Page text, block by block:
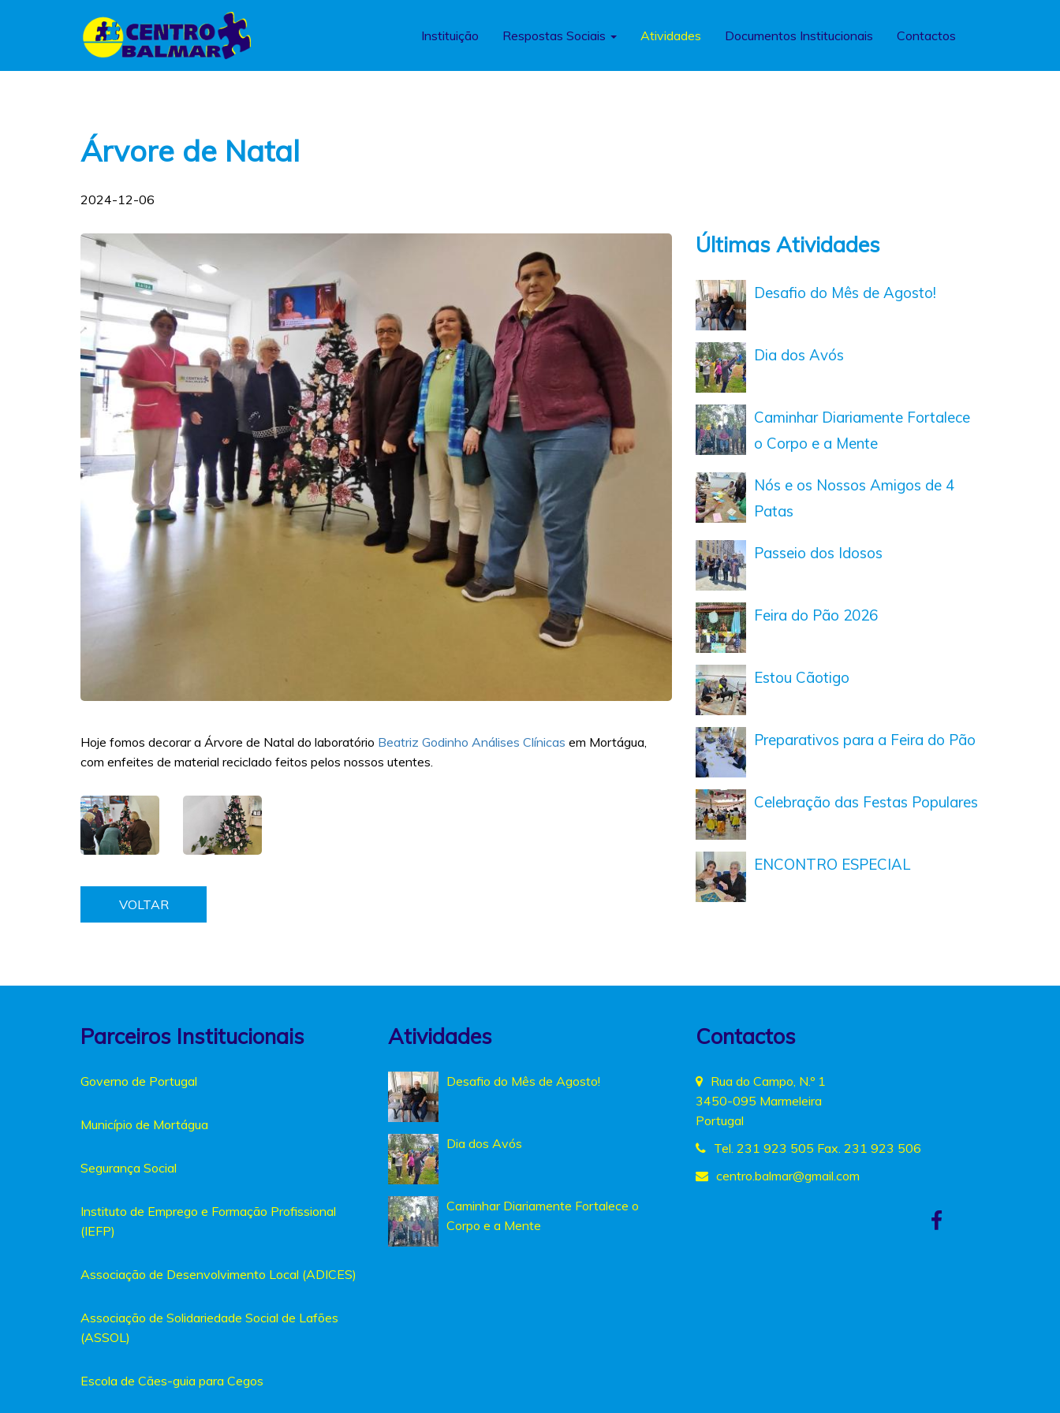
Instituição Respostas Sociais Atividades Documentos Institucionais Contactos
Árvore de Natal
2024-12-06
Hoje fomos decorar a Árvore de Natal do laboratório Beatriz Godinho Análises Clínicas em Mortágua,
com enfeites de material reciclado feitos pelos nossos utentes.
VOLTAR
Últimas Atividades
Desafio do Mês de Agosto!
Dia dos Avós
Caminhar Diariamente Fortalece
o Corpo e a Mente
Nós e os Nossos Amigos de 4
Patas
Passeio dos Idosos
Feira do Pão 2026
Estou Cãotigo
Preparativos para a Feira do Pão
Celebração das Festas Populares
ENCONTRO ESPECIAL
Parceiros Institucionais
Governo de Portugal
Município de Mortágua
Segurança Social
Instituto de Emprego e Formação Profissional
(IEFP)
Associação de Desenvolvimento Local (ADICES)
Associação de Solidariedade Social de Lafões
(ASSOL)
Escola de Cães-guia para Cegos
Atividades
Desafio do Mês de Agosto!
Dia dos Avós
Caminhar Diariamente Fortalece o
Corpo e a Mente
Contactos
Rua do Campo, N.º 1
3450-095 Marmeleira
Portugal
Tel. 231 923 505 Fax. 231 923 506
centro.balmar@gmail.com